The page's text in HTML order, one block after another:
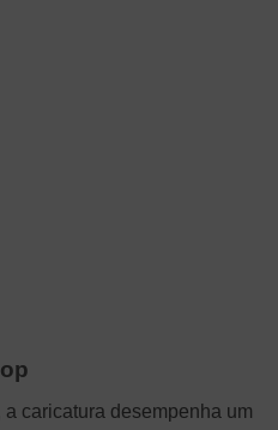
a caricatura desempenha um